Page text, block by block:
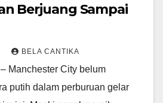
Berjuang Sampai
BELA CANTIKA
Manchester City belum
putih dalam perburuan gelar